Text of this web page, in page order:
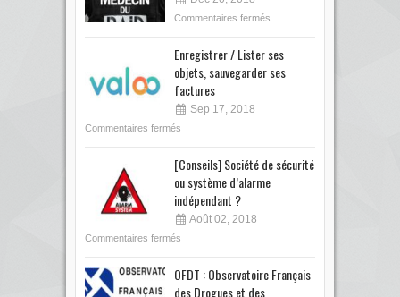
Commentaires fermés
Enregistrer / Lister ses
objets, sauvegarder ses
factures
Sep 17, 2018
Commentaires fermés
[Conseils] Société de sécurité
ou système d’alarme
indépendant ?
Août 02, 2018
Commentaires fermés
OFDT : Observatoire Français
des Drogues et des